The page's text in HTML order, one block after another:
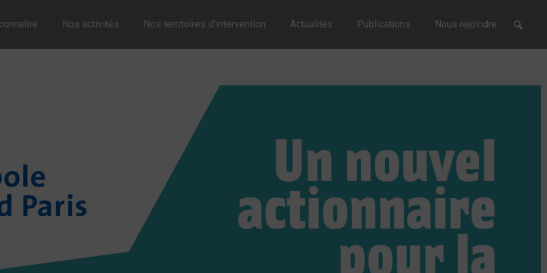
Nos activités Nos territoires d'intervention Actualités Publications Nous rejoindre